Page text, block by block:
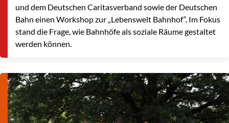
und dem Deutschen Caritasverband sowie der Deutschen
Bahn einen Workshop zur „Lebenswelt Bahnhof“. Im Fokus
stand die Frage, wie Bahnhöfe als soziale Räume gestaltet
werden können.